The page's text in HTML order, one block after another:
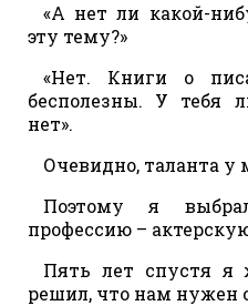
«А нет ли какой-
эту тему?»
«Нет. Книги о
бесполезны. У тебя
нет».
Очевидно, таланта у
Поэтому я
профессию –
Пять лет спустя я
решил, что нам нужен